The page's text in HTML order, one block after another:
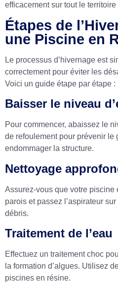
efficacement sur tout le territoire
Étapes de
une Piscine en
Le processus d’hivernage est
correctement pour éviter les
Voici un guide étape par étape :
Baisser le niveau
Pour commencer, abaissez le
de refoulement pour prévenir le
endommager la structure.
Nettoyage
Assurez-vous que votre piscine
parois et passez l’aspirateur
débris.
Traitement de l’eau
Effectuez un traitement choc
la formation d’algues. Utilisez
piscines en résine.